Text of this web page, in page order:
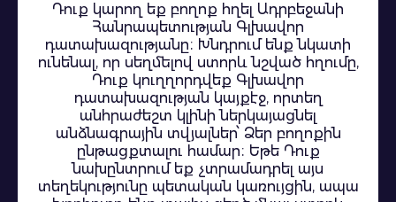
Դուք կարող եք բողոք հղել Ադրբեջանի
Հանրապետության Գլխավոր
դատախազությանը։ Խնդրում ենք նկատի
ունենալ, որ սեղմելով ստորև նշված հղումը,
Դուք կուղղորդվեք Գլխավոր
դատախազության կայքէջ, որտեղ
անհրաժեշտ կլինի ներկայացնել
անձնագրային տվյալներ՝ Ձեր բողոքին
ընթացքտալու համար։ Եթե Դուք
նախընտրում եք չտրամադրել այս
տեղեկությունը պետական կառույցին, ապա